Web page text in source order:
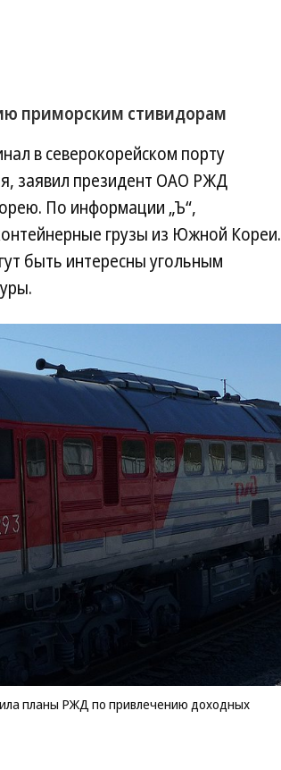
приморским стивидорам
в северокорейском порту
заявил президент ОАО РЖД
По информации „Ъ“,
грузы из Южной Кореи.
быть интересны угольным
планы РЖД по привлечению доходных